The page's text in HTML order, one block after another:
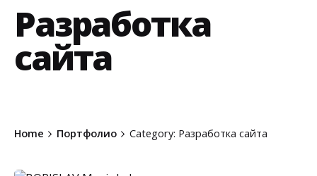
Разработка
сайта
Home Портфолио Category: Разработка сайта